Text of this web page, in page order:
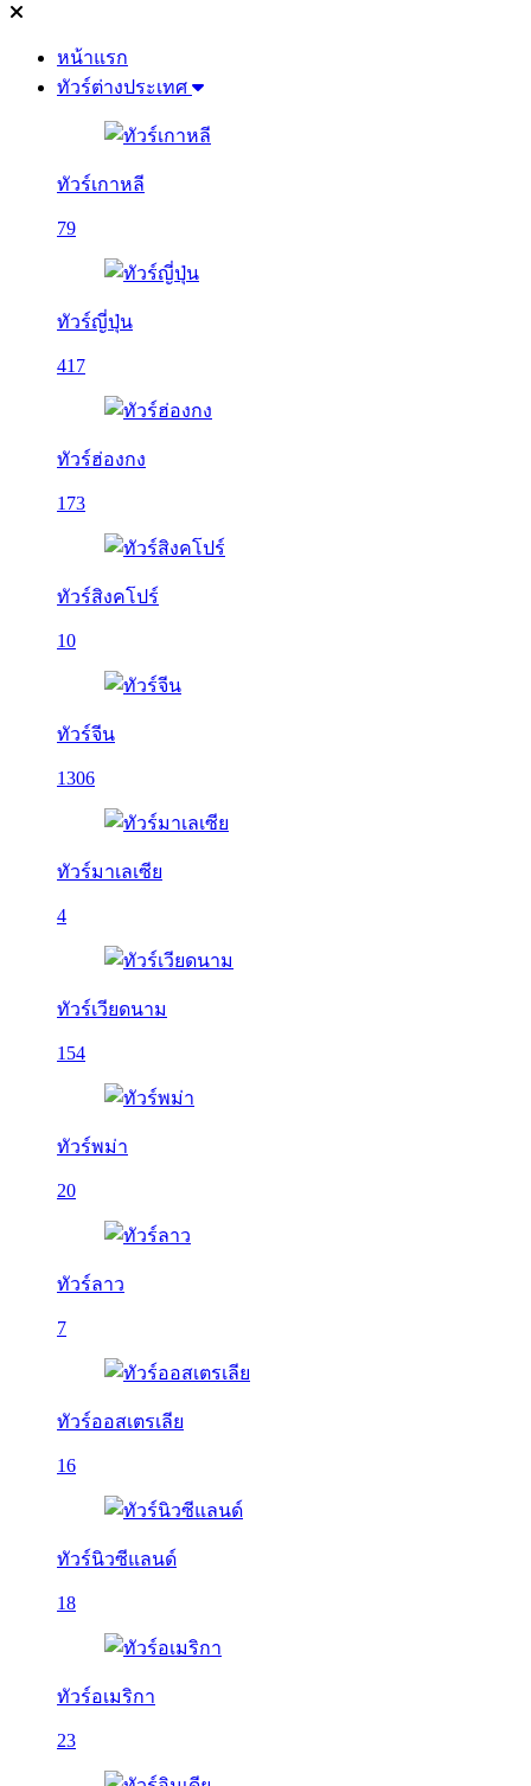
หน้าแรก
ทัวร์ต่างประเทศ
ทัวร์เกาหลี
79
ทัวร์ญี่ปุ่น
417
ทัวร์ฮ่องกง
173
ทัวร์สิงคโปร์
10
ทัวร์จีน
1306
ทัวร์มาเลเซีย
4
ทัวร์เวียดนาม
154
ทัวร์พม่า
20
ทัวร์ลาว
7
ทัวร์ออสเตรเลีย
16
ทัวร์นิวซีแลนด์
18
ทัวร์อเมริกา
23